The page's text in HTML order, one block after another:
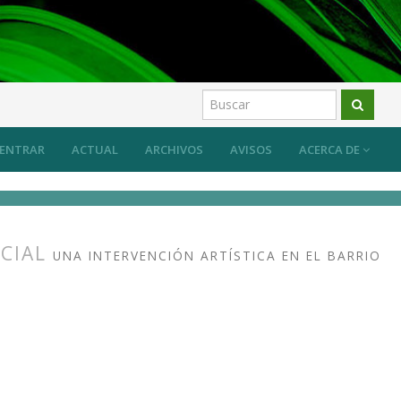
ACTUAL ARCHIVOS AVISOS ACERCA DE
ENTRAR
UNA INTERVENCIÓN ARTÍSTICA EN EL BARRIO